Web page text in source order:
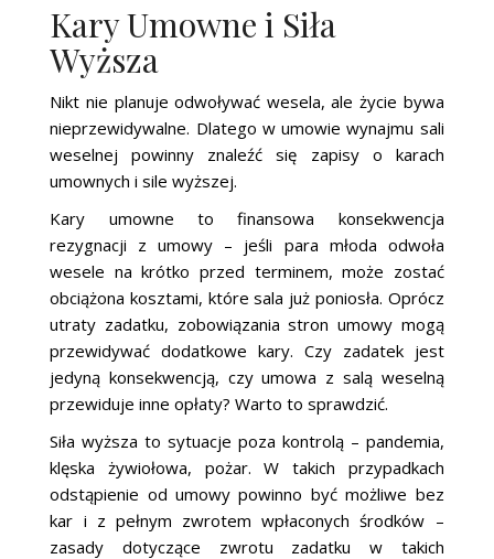
Kary Umowne i Siła
Wyższa
Nikt nie planuje odwoływać wesela, ale życie bywa
nieprzewidywalne. Dlatego w umowie wynajmu sali
weselnej powinny znaleźć się zapisy o karach
umownych i sile wyższej.
Kary umowne to finansowa konsekwencja
rezygnacji z umowy – jeśli para młoda odwoła
wesele na krótko przed terminem, może zostać
obciążona kosztami, które sala już poniosła. Oprócz
utraty zadatku, zobowiązania stron umowy mogą
przewidywać dodatkowe kary. Czy zadatek jest
jedyną konsekwencją, czy umowa z salą weselną
przewiduje inne opłaty? Warto to sprawdzić.
Siła wyższa to sytuacje poza kontrolą – pandemia,
klęska żywiołowa, pożar. W takich przypadkach
odstąpienie od umowy powinno być możliwe bez
kar i z pełnym zwrotem wpłaconych środków –
zasady dotyczące zwrotu zadatku w takich